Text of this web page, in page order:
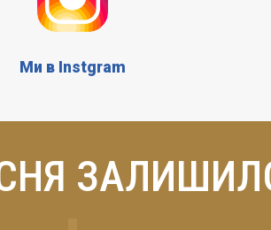
Ми в Instgram